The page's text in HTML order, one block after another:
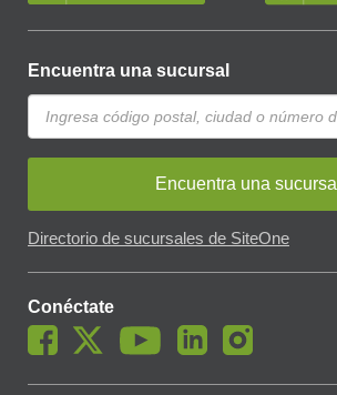
Encuentra una sucursal
Encuentra una sucursal
Directorio de sucursales de SiteOne
Conéctate